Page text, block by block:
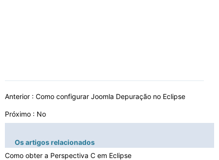
Anterior : Como configurar Joomla Depuração no Eclipse
Próximo : No
Os artigos relacionados
Como obter a Perspectiva C em Eclipse